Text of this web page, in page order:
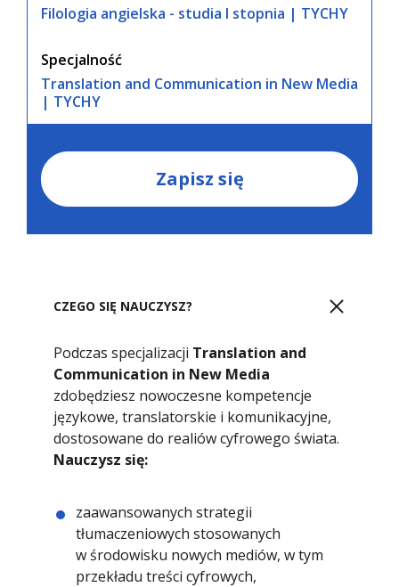
Filologia angielska - studia I stopnia | TYCHY
Specjalność
Translation and Communication in New Media
| TYCHY
Zapisz się
CZEGO SIĘ NAUCZYSZ?
Podczas specjalizacji Translation and
Communication in New Media
zdobędziesz nowoczesne kompetencje
językowe, translatorskie i komunikacyjne,
dostosowane do realiów cyfrowego świata.
Nauczysz się:
zaawansowanych strategii
tłumaczeniowych stosowanych
w środowisku nowych mediów, w tym
przekładu treści cyfrowych,